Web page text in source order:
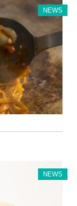
NEWS
NEWS